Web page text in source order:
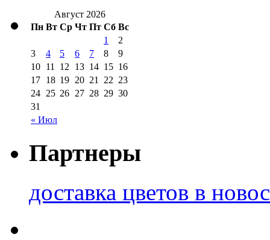
Август 2026
Пн Вт Ср Чт Пт Сб Вс
« Июл
1
2
3
4 5 6 7 8
9
10 11 12 13 14 15 16
17 18 19 20 21 22 23
24 25 26 27 28 29 30
31
Партнеры
доставка цветов в